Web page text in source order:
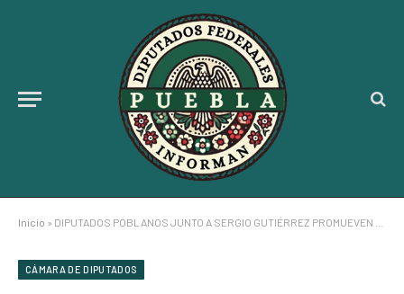
Inicio » DIPUTADOS POBLANOS JUNTO A SERGIO GUTIÉRREZ PROMUEVEN EL VOTO PARA ELECCIÓN DEL PODER JUDICIAL
CÁMARA DE DIPUTADOS